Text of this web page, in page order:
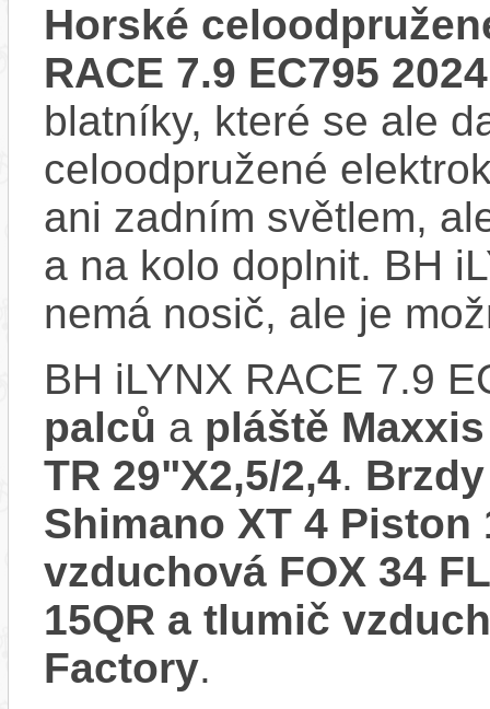
Horské
RACE 7.9 EC795 2024
blatníky, které se ale
celoodpružené
ani zadním světlem,
a na kolo doplnit. BH
nemá nosič, ale je
BH iLYNX RACE 7.9
palců a pláště
TR 29"X2,5/2,4.
Shimano XT 4 Piston
vzduchová FOX 34
15QR a tlumič
Factory.